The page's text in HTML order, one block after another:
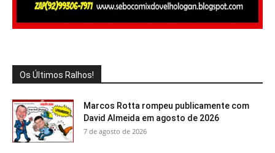
Os Últimos Ralhos!
Marcos Rotta rompeu publicamente com
David Almeida em agosto de 2026
7 de agosto de 2026